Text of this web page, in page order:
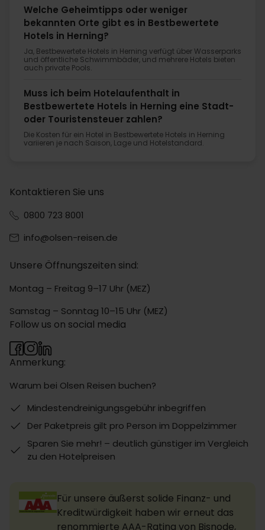
Welche Geheimtipps oder weniger
bekannten Orte gibt es in Bestbewertete
Hotels in Herning?
Ja, Bestbewertete Hotels in Herning verfügt über Wasserparks
und öffentliche Schwimmbäder, und mehrere Hotels bieten
auch private Pools.
Muss ich beim Hotelaufenthalt in
Bestbewertete Hotels in Herning eine Stadt-
oder Touristensteuer zahlen?
Die Kosten für ein Hotel in Bestbewertete Hotels in Herning
variieren je nach Saison, Lage und Hotelstandard.
Kontaktieren Sie uns
0800 723 8001
info@olsen-reisen.de
Unsere Öffnungszeiten sind:
Montag – Freitag 9–17 Uhr (MEZ)
Samstag – Sonntag 10–15 Uhr (MEZ)
Anmerkung:
Warum bei Olsen Reisen buchen?
Mindestendreinigungsgebühr inbegriffen
Der Paketpreis gilt pro Person im Doppelzimmer
Sparen Sie mehr! – deutlich günstiger im Vergleich
zu den Hotelpreisen
Follow us on social media
Für unsere äußerst solide Finanz- und
Kreditwürdigkeit haben wir erneut das
renommierte AAA-Rating von Bisnode,